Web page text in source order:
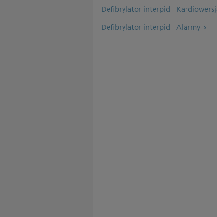
Defibrylator interpid -
Defibrylator interpid - Alarmy